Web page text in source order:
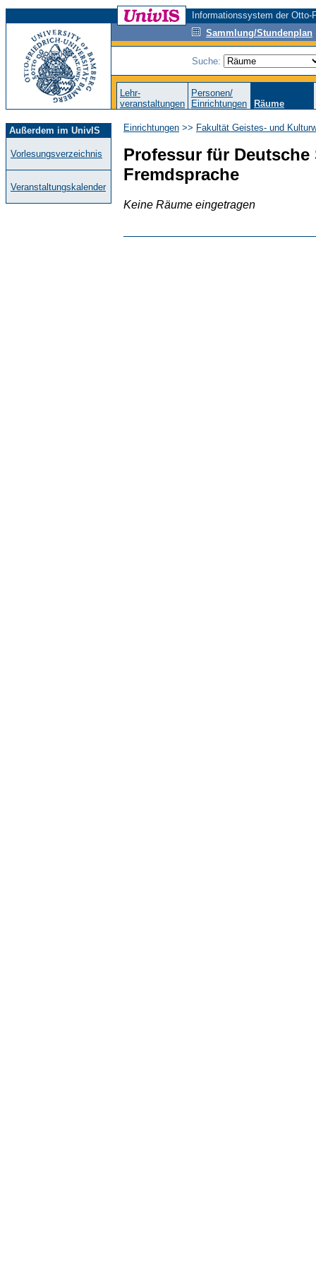
Informationssystem der
Sammlung/Stundenplan
Suche:
Lehr-
veranstaltungen
Personen/
Einrichtungen
Räume
Außerdem im UnivIS
Vorlesungsverzeichnis
Veranstaltungskalender
Einrichtungen >> Fakultät Geistes- und
Professur für
Fremdsprache
Keine Räume eingetragen